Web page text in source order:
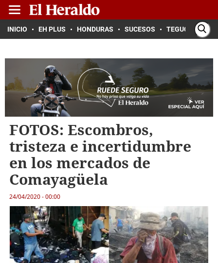
INICIO EH PLUS HONDURAS SUCESOS TEGUCIGALPA
FOTOS: Escombros,
tristeza e incertidumbre
en los mercados de
Comayagüela
24/04/2020 - 00:00